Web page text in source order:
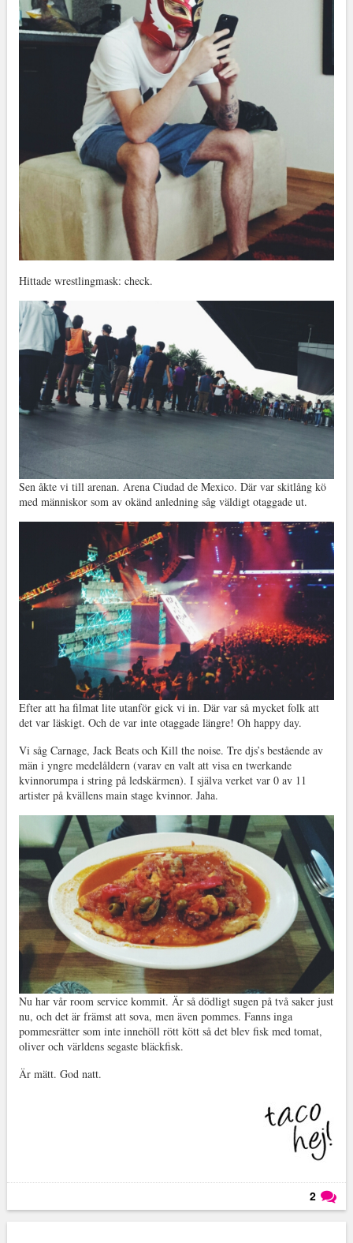
Hittade wrestlingmask: check.
Sen åkte vi till arenan. Arena Ciudad de Mexico. Där var skitlång kö
med människor som av okänd anledning såg väldigt otaggade ut.
Efter att ha filmat lite utanför gick vi in. Där var så mycket folk att
det var läskigt. Och de var inte otaggade längre! Oh happy day.
Vi såg Carnage, Jack Beats och Kill the noise. Tre djs’s bestående av
män i yngre medelåldern (varav en valt att visa en twerkande
kvinnorumpa i string på ledskärmen). I själva verket var 0 av 11
artister på kvällens main stage kvinnor. Jaha.
Nu har vår room service kommit. Är så dödligt sugen på två saker just
nu, och det är främst att sova, men även pommes. Fanns inga
pommesrätter som inte innehöll rött kött så det blev fisk med tomat,
oliver och världens segaste bläckfisk.
Är mätt. God natt.
2